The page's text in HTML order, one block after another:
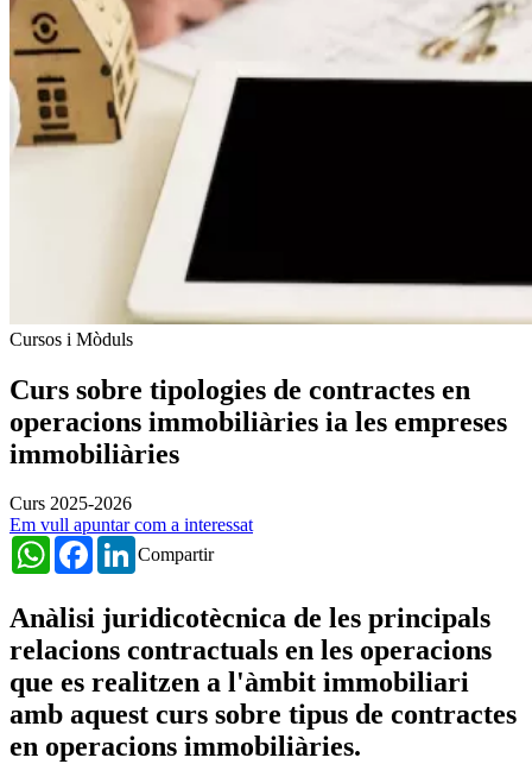
Cursos i Mòduls
Curs sobre tipologies de contractes en
operacions immobiliàries ia les empreses
immobiliàries
Curs 2025-2026
Em vull apuntar com a interessat
Compartir
WhatsAppFacebookLinkedIn
Anàlisi juridicotècnica de les principals
relacions contractuals en les operacions
que es realitzen a l'àmbit immobiliari
amb aquest curs sobre tipus de contractes
en operacions immobiliàries.